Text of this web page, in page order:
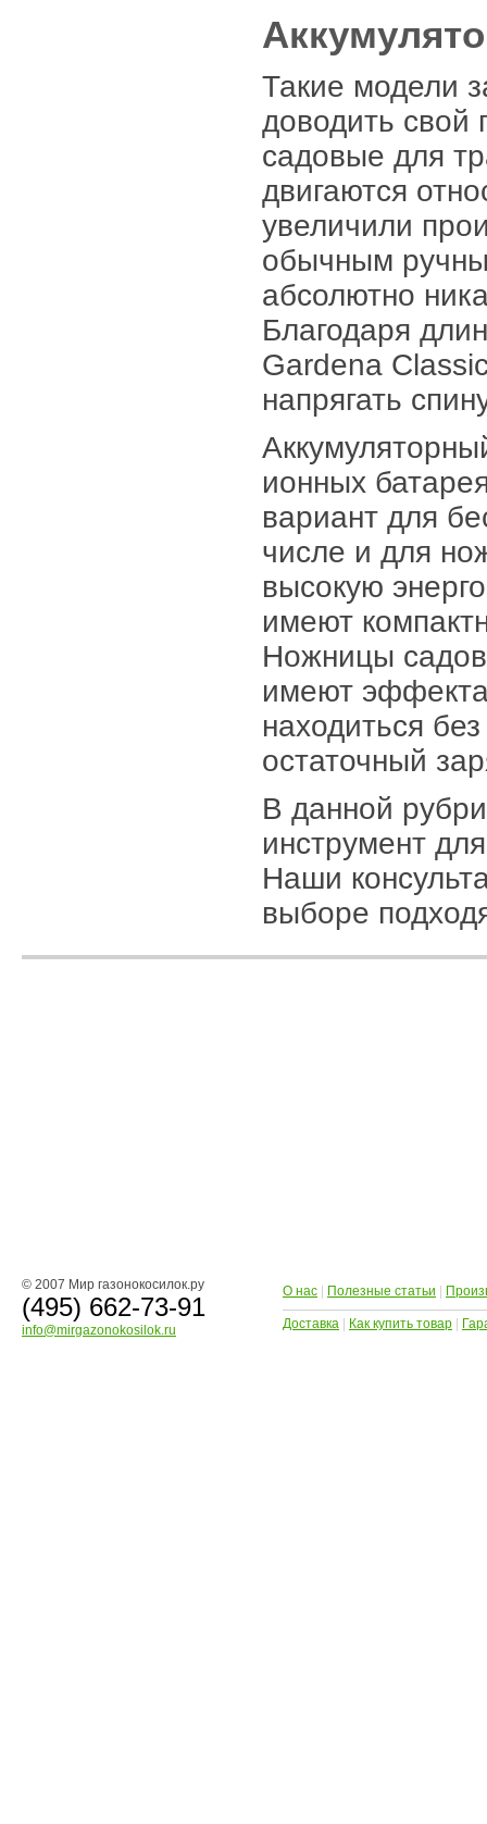
Такие модели
доводить свой
садовые для
двигаются
увеличили
обычным
абсолютно
Благодаря
Gardena
напрягать
ионных
вариант для
числе и для
высокую
имеют
Ножницы
имеют эффекта
находиться
остаточный
В данной
инструмент
Наши
выборе
© 2007 Мир газонокосилок.ру
(495) 662-73-91
info@mirgazonokosilok.ru
О нас Полезные статьи
Доставка Как купить товар